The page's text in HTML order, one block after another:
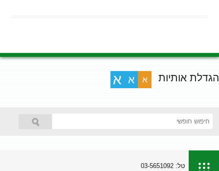
הגדלת אותיות א א א
טל: 03-5651092